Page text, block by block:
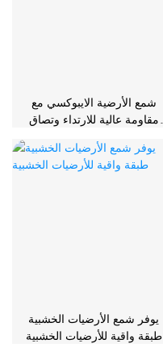
شمع الأرضية الايبوكسي مع
مقاومة عالية للارتداء وتصاق
يوفر شمع الأرضيات الخشبية
طبقة واقية للأرضيات الخشبية